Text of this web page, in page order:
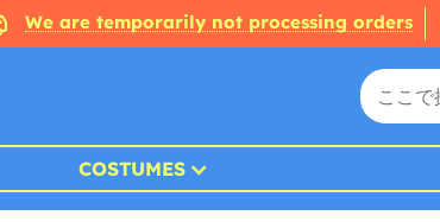
We are temporarily not processing orders
COSTUMES